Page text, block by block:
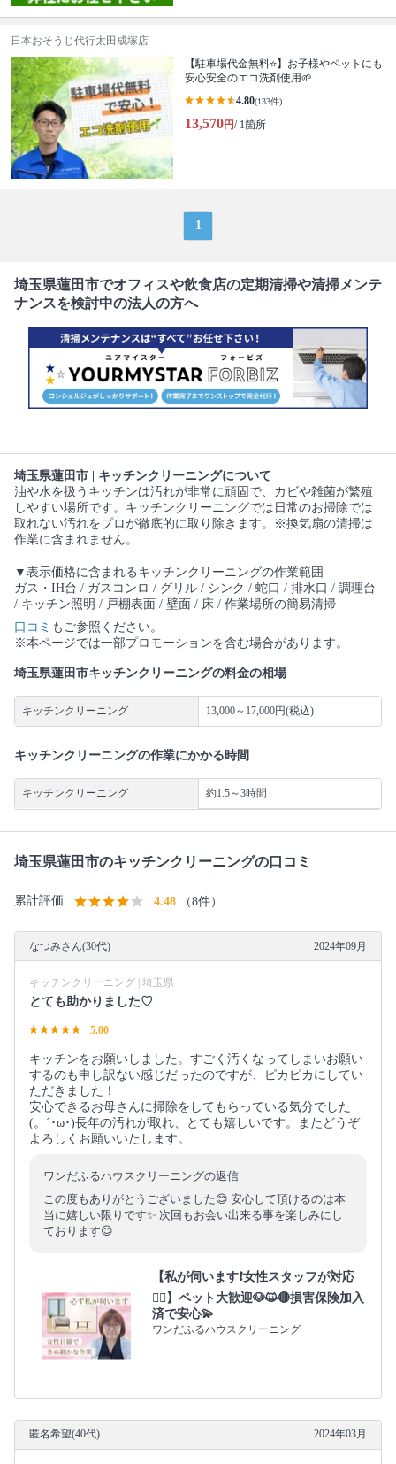
日本おそうじ代行太田成塚店
【駐車場代金無料⭐️】お子様やペットにも
安心安全のエコ洗剤使用🌱
4.80(133件)
13,570円/ 1箇所
1
埼玉県蓮田市でオフィスや飲食店の定期清掃や清掃メンテ
ナンスを検討中の法人の方へ
埼玉県蓮田市 | キッチンクリーニングについて
油や水を扱うキッチンは汚れが非常に頑固で、カビや雑菌が繁殖
しやすい場所です。キッチンクリーニングでは日常のお掃除では
取れない汚れをプロが徹底的に取り除きます。※換気扇の清掃は
作業に含まれません。
▼表示価格に含まれるキッチンクリーニングの作業範囲
ガス・IH台 / ガスコンロ / グリル / シンク / 蛇口 / 排水口 / 調理台
/ キッチン照明 / 戸棚表面 / 壁面 / 床 / 作業場所の簡易清掃
口コミ もご参照ください。
※本ページでは一部プロモーションを含む場合があります。
埼玉県蓮田市キッチンクリーニングの料金の相場
キッチンクリーニング 13,000～17,000円(税込)
キッチンクリーニングの作業にかかる時間
キッチンクリーニング 約1.5～3時間
埼玉県蓮田市のキッチンクリーニングの口コミ
累計評価 4.48 （8件）
なつみさん(30代) 2024年09月
キッチンクリーニング | 埼玉県
とても助かりました♡
5.00
キッチンをお願いしました。すごく汚くなってしまいお願い
するのも申し訳ない感じだったのですが、ピカピカにしてい
ただきました！
安心できるお母さんに掃除をしてもらっている気分でした
(。´･ω･)長年の汚れが取れ、とても嬉しいです。またどうぞ
よろしくお願いいたします。
ワンだふるハウスクリーニングの返信
この度もありがとうございました😊 安心して頂けるのは本
当に嬉しい限りです✨ 次回もお会い出来る事を楽しみにし
ております😊
【私が伺います❗️女性スタッフが対応
🙆‍♀️】ペット大歓迎🐶😺🔴損害保険加入
済で安心💫
ワンだふるハウスクリーニング
匿名希望(40代) 2024年03月